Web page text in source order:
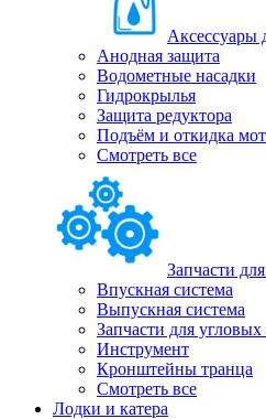
Аксессуары
Анодная защита
Водометные насадки
Гидрокрылья
Защита редуктора
Подъём и откидка
Смотреть все
Запчасти
Впускная система
Выпускная система
Запчасти для
Инструмент
Кронштейны транца
Смотреть все
Лодки и катера